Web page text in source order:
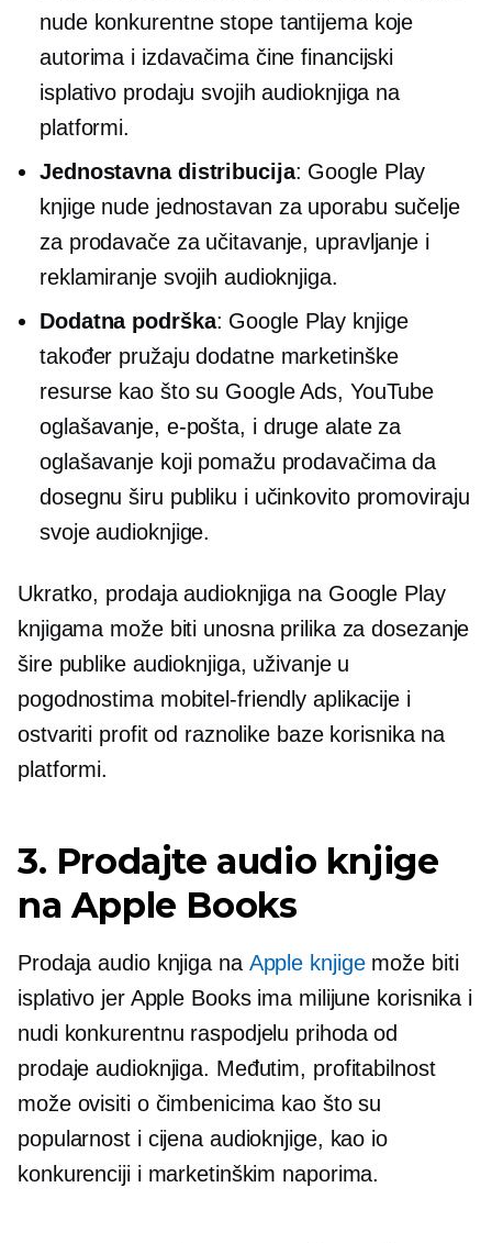
nude konkurentne stope tantijema koje
autorima i izdavačima čine financijski
isplativo prodaju svojih audioknjiga na
platformi.
Jednostavna distribucija: Google Play
knjige nude jednostavan za uporabu sučelje
za prodavače za učitavanje, upravljanje i
reklamiranje svojih audioknjiga.
Dodatna podrška: Google Play knjige
također pružaju dodatne marketinške
resurse kao što su Google Ads, YouTube
oglašavanje, e-pošta, i druge alate za
oglašavanje koji pomažu prodavačima da
dosegnu širu publiku i učinkovito promoviraju
svoje audioknjige.
Ukratko, prodaja audioknjiga na Google Play
knjigama može biti unosna prilika za dosezanje
šire publike audioknjiga, uživanje u
pogodnostima mobitel-friendly aplikacije i
ostvariti profit od raznolike baze korisnika na
platformi.
3. Prodajte audio knjige
na Apple Books
Prodaja audio knjiga na Apple knjigemože biti
isplativo jer Apple Books ima milijune korisnika i
nudi konkurentnu raspodjelu prihoda od
prodaje audioknjiga. Međutim, profitabilnost
može ovisiti o čimbenicima kao što su
popularnost i cijena audioknjige, kao io
konkurenciji i marketinškim naporima.